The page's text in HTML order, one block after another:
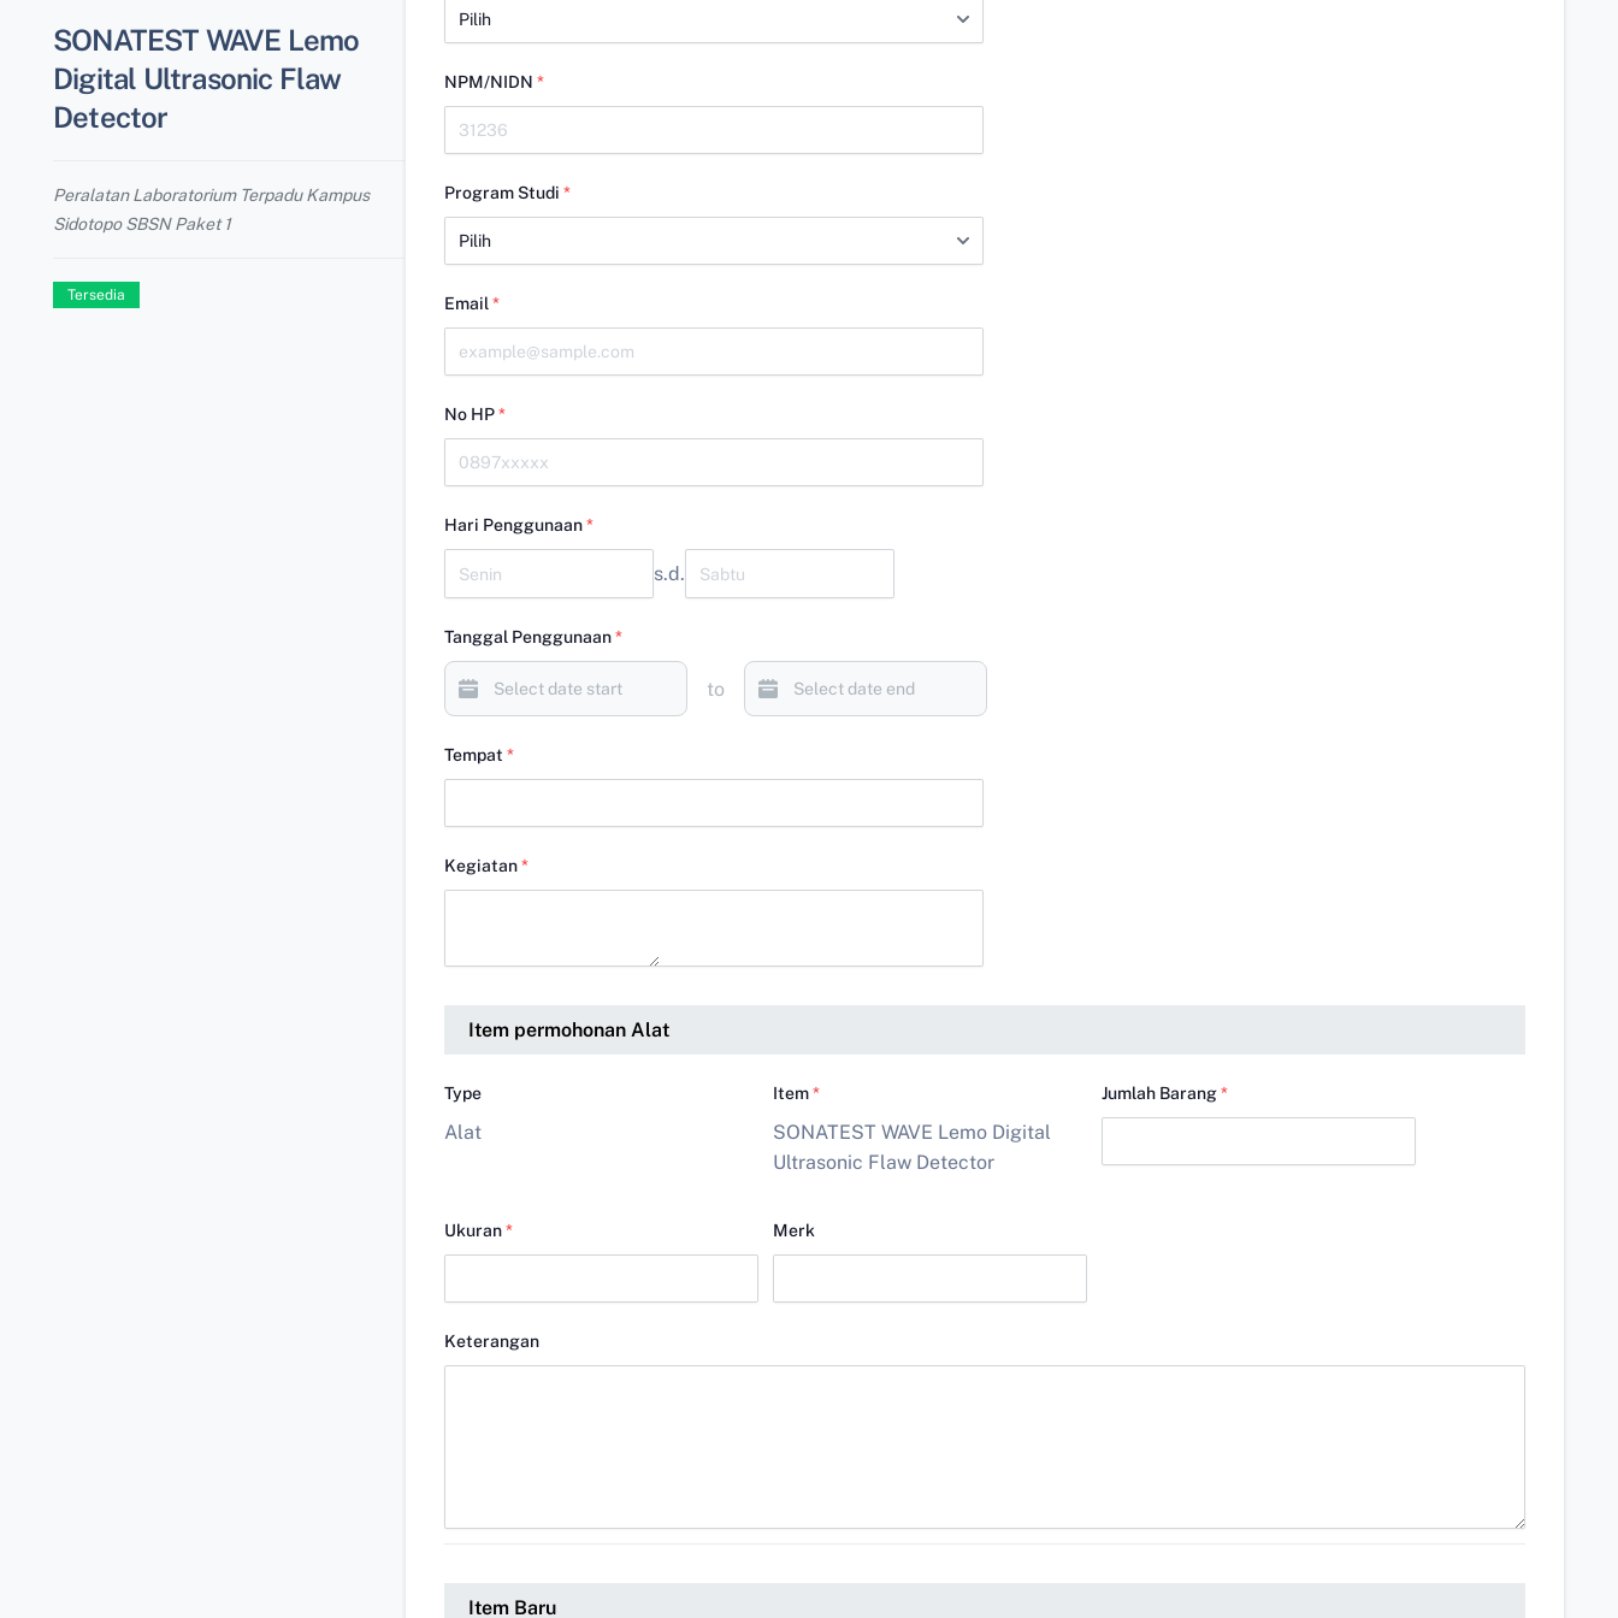
SONATEST WAVE Lemo
Digital Ultrasonic Flaw
Detector
Peralatan Laboratorium Terpadu Kampus
Sidotopo SBSN Paket 1
Tersedia
NPM/NIDN *
Program Studi *
Email *
No HP*
Hari Penggunaan*
s.d.
Tanggal Penggunaan*
to
Tempat *
Kegiatan*
Item permohonan Alat
Type
Alat
Item*
SONATEST WAVE Lemo Digital
Ultrasonic Flaw Detector
Jumlah Barang*
Ukuran* Merk
Keterangan
Item Baru